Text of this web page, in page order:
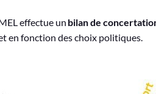
effectue un bilan de
en fonction des choix politiques.